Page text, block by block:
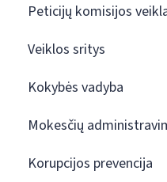
Peticijų komisijos
Veiklos sritys
Kokybės vadyba
Mokesčių
Korupcijos prevencija